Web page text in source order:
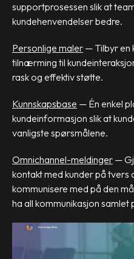
supportprosessen slik at
kundehenvendelser bedre.
Personlige maler — Tilbyr en
tilnærming til
rask og effektiv støtte.
Kunnskapsbase — Én enkel
kundeinformasjon slik at
vanligste spørsmålene.
Omnichannel-meldinger —
kontakt med kunder på tvers
kommunisere med på den
ha all kommunikasjon samlet